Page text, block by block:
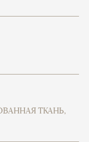
ТКАНЬ,